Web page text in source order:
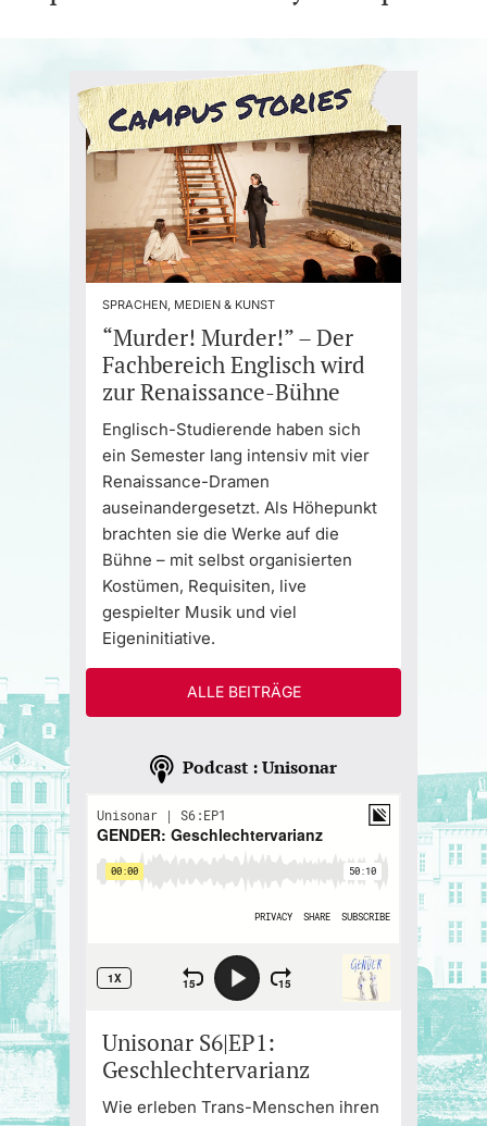
SPRACHEN, MEDIEN & KUNST
“Murder! Murder!” – Der
Fachbereich Englisch wird
zur Renaissance-Bühne
Englisch-Studierende haben sich
ein Semester lang intensiv mit vier
Renaissance-Dramen
auseinandergesetzt. Als Höhepunkt
brachten sie die Werke auf die
Bühne – mit selbst organisierten
Kostümen, Requisiten, live
gespielter Musik und viel
Eigeninitiative.
ALLE BEITRÄGE
Podcast : Unisonar
Unisonar S6|EP1:
Geschlechtervarianz
Wie erleben Trans-Menschen ihren